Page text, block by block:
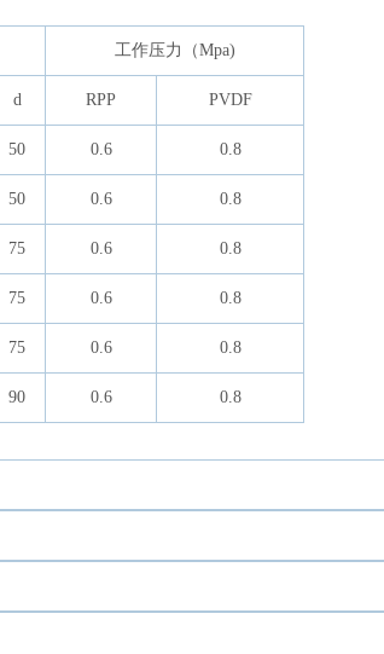
工作压力（Mpa)
d RPP PVDF
50 0.6 0.8
50 0.6 0.8
75 0.6 0.8
75 0.6 0.8
75 0.6 0.8
90 0.6 0.8